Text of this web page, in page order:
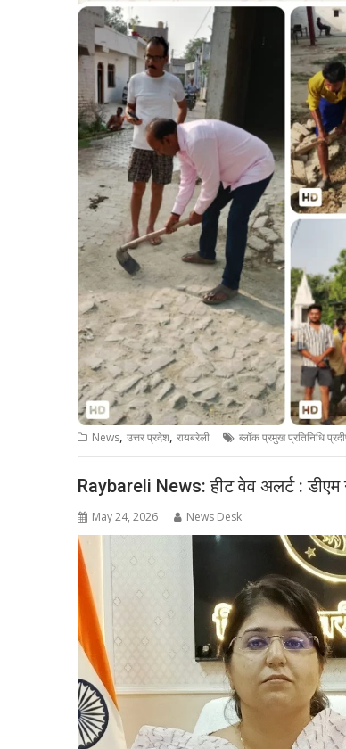
News, उत्तर प्रदेश, रायबरेली ब्लॉक प्रमुख प्रतिनिधि
Raybareli News: हीट वेव अलर्ट : डीएम
May 24, 2026 News Desk